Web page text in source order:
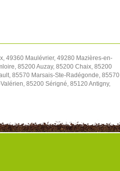
49360 Maulévrier, 49280 Mazières-en-
85200 Auzay, 85200 Chaix, 85200
85570 Marsais-Ste-Radégonde, 85570
85200 Sérigné, 85120 Antigny,